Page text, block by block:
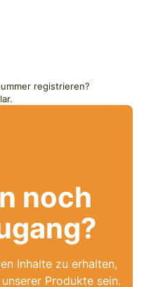
registrieren?
noch
Inhalte zu erhalten,
Produkte sein.